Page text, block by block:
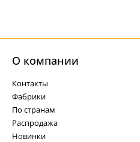
О компании
Контакты
Фабрики
По странам
Распродажа
Новинки